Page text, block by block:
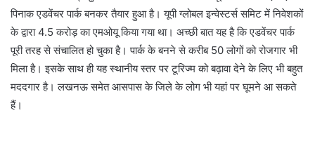
पिनाक एडवेंचर पार्क बनकर तैयार हुआ है। यूपी ग्लोबल इन्वेस्टर्स समिट में निवेशकों
के द्वारा 4.5 करोड़ का एमओयू किया गया था। अच्छी बात यह है कि एडवेंचर पार्क
पूरी तरह से संचालित हो चुका है। पार्क के बनने से करीब 50 लोगों को रोजगार भी
मिला है। इसके साथ ही यह स्थानीय स्तर पर टूरिज्म को बढ़ावा देने के लिए भी बहुत
मददगार है। लखनऊ समेत आसपास के जिले के लोग भी यहां पर घूमने आ सकते
हैं।